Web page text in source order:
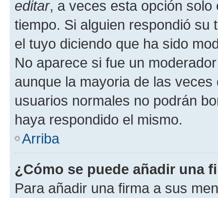
editar, a veces esta opción
tiempo. Si alguien respondió
el tuyo diciendo que ha sido
No aparece si fue un
aunque la mayoria de las
usuarios normales no podrán
haya respondido el mismo.
Arriba
¿Cómo se puede añadir una
Para añadir una firma a sus